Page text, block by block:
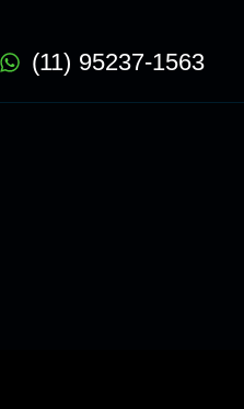
(11) 95237-1563